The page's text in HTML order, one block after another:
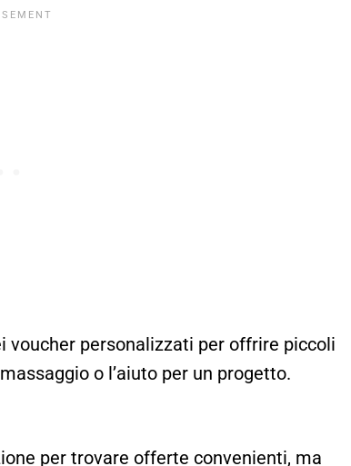
voucher personalizzati per offrire piccoli
o l’aiuto per un progetto.
per trovare offerte convenienti, ma